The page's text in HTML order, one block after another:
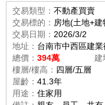
交易類型： 不動產買賣
交易標的： 房地(土地+建
交易日期： 2026/3/2
地址： 台南市中西區建
總價： 394萬 建
樓層/樓高： 四層/五層
屋齡： 41.3年
用途： 住家用